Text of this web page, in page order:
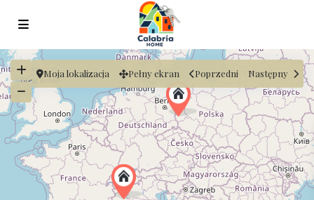
Moja lokalizacja Pełny ekran Poprzedni Następny